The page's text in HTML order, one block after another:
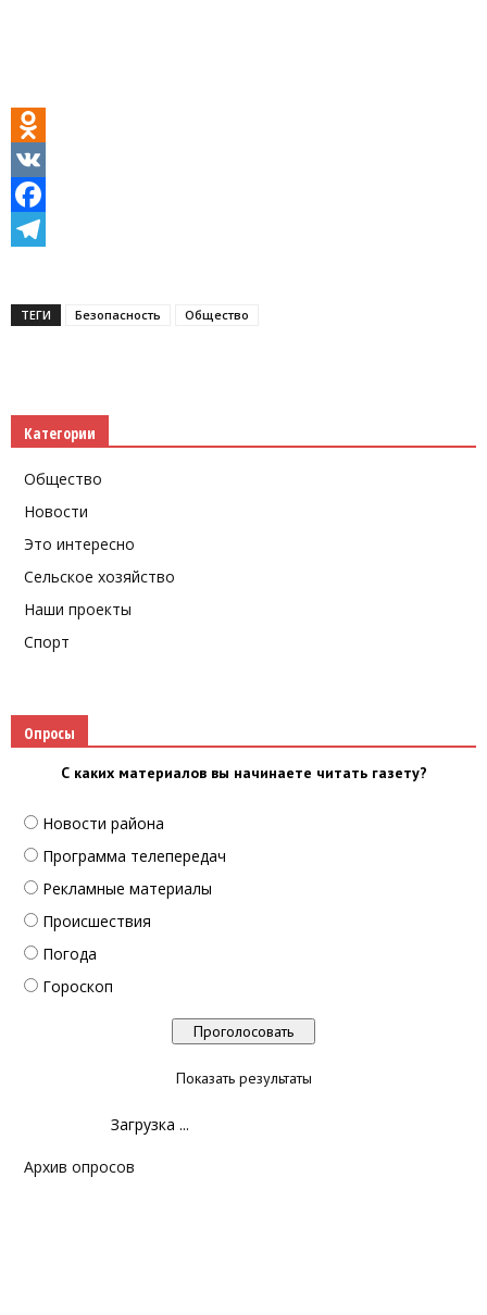
Odnoklassniki
VK
Facebook
ТЕГИ Безопасность Общество
Категории
Общество
Новости
Это интересно
Сельское хозяйство
Наши проекты
Спорт
Опросы
С каких материалов вы начинаете читать газету?
Новости района
Программа телепередач
Рекламные материалы
Происшествия
Погода
Гороскоп
Показать результаты
Загрузка ...
Архив опросов